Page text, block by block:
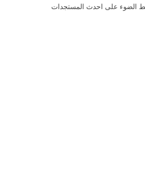
الضوء على احدث المستجدات